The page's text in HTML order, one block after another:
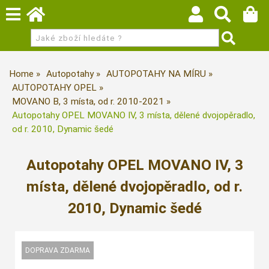
Home Autopotahy
AUTOPOTAHY NA MÍRU
AUTOPOTAHY OPEL
MOVANO B, 3 místa, od r. 2010-2021
Autopotahy OPEL MOVANO IV, 3 místa, dělené dvojopěradlo,
od r. 2010, Dynamic šedé
Autopotahy OPEL MOVANO IV, 3
místa, dělené dvojopěradlo, od r.
2010, Dynamic šedé